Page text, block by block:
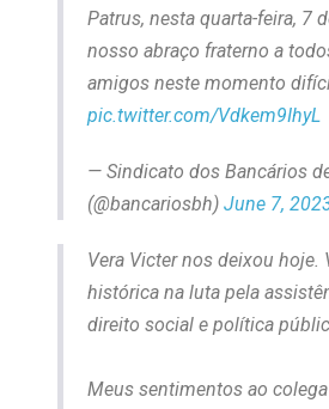
Patrus, nesta quarta-feira, 7
nosso abraço fraterno a
amigos neste momento
pic.twitter.com/Vdkem9IhyL
— Sindicato dos Bancários
(@bancariosbh) June 7,
Vera Victer nos deixou hoje.
histórica na luta pela
direito social e política
Meus sentimentos ao